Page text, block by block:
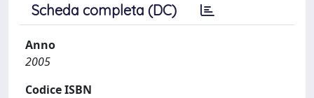
Scheda completa (DC)
Anno
2005
Codice ISBN